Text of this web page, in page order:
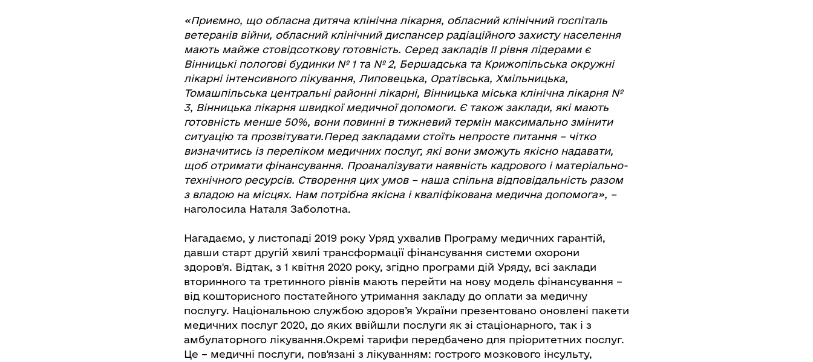
«Приємно, що обласна дитяча клінічна лікарня, обласний клінічний госпіталь
ветеранів війни, обласний клінічний диспансер радіаційного захисту населення
мають майже стовідсоткову готовність. Серед закладів ІІ рівня лідерами є
Вінницькі пологові будинки № 1 та № 2, Бершадська та Крижопільська окружні
лікарні інтенсивного лікування, Липовецька, Оратівська, Хмільницька,
Томашпільська центральні районні лікарні, Вінницька міська клінічна лікарня №
3, Вінницька лікарня швидкої медичної допомоги. Є також заклади, які мають
готовність менше 50%, вони повинні в тижневий термін максимально змінити
ситуацію та прозвітувати.Перед закладами стоїть непросте питання – чітко
визначитись із переліком медичних послуг, які вони зможуть якісно надавати,
щоб отримати фінансування. Проаналізувати наявність кадрового і матеріально-
технічного ресурсів. Створення цих умов – наша спільна відповідальність разом
з владою на місцях. Нам потрібна якісна і кваліфікована медична допомога», –
наголосила Наталя Заболотна.
Нагадаємо, у листопаді 2019 року Уряд ухвалив Програму медичних гарантій,
давши старт другій хвилі трансформації фінансування системи охорони
здоров'я. Відтак, з 1 квітня 2020 року, згідно програми дій Уряду, всі заклади
вторинного та третинного рівнів мають перейти на нову модель фінансування –
від кошторисного постатейного утримання закладу до оплати за медичну
послугу. Національною службою здоров’я України презентовано оновлені пакети
медичних послуг 2020, до яких ввійшли послуги як зі стаціонарного, так і з
амбулаторного лікування.Окремі тарифи передбачено для пріоритетних послуг.
Це – медичні послуги, пов'язані з лікуванням: гострого мозкового інсульту,